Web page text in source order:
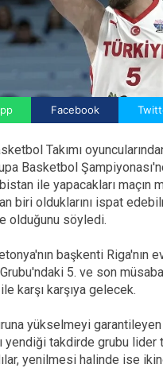
Facebook
Takımı
Basketbol
ile yapacakları maçın
biri olduklarını ispat
olduğunu söyledi.
başkenti Riga'nın
Grubu'ndaki 5. ve son
karşı karşıya gelecek.
yükselmeyi
yendiği takdirde grubu lider
yenilmesi halinde ise